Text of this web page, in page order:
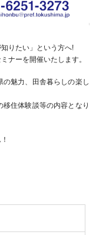
りたい」という方へ!
ナーを開催いたします。
魅力、田舎暮らしの楽し
住体験談等の内容となり